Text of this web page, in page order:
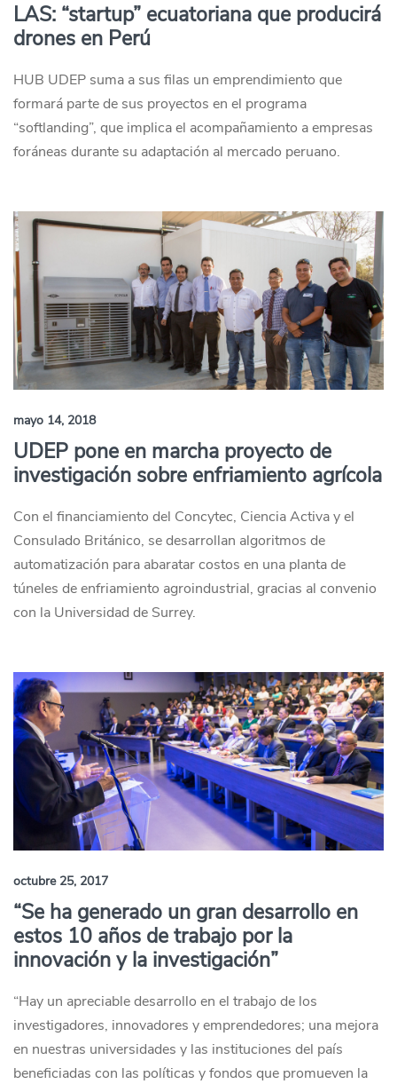
LAS: “startup” ecuatoriana que producirá
drones en Perú
HUB UDEP suma a sus filas un emprendimiento que
formará parte de sus proyectos en el programa
“softlanding”, que implica el acompañamiento a empresas
foráneas durante su adaptación al mercado peruano.
mayo 14, 2018
UDEP pone en marcha proyecto de
investigación sobre enfriamiento agrícola
Con el financiamiento del Concytec, Ciencia Activa y el
Consulado Británico, se desarrollan algoritmos de
automatización para abaratar costos en una planta de
túneles de enfriamiento agroindustrial, gracias al convenio
con la Universidad de Surrey.
octubre 25, 2017
“Se ha generado un gran desarrollo en
estos 10 años de trabajo por la
innovación y la investigación”
“Hay un apreciable desarrollo en el trabajo de los
investigadores, innovadores y emprendedores; una mejora
en nuestras universidades y las instituciones del país
beneficiadas con las políticas y fondos que promueven la